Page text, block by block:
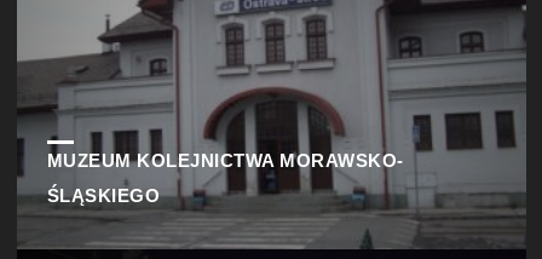
MUZEUM KOLEJNICTWA MORAWSKO-
ŚLĄSKIEGO